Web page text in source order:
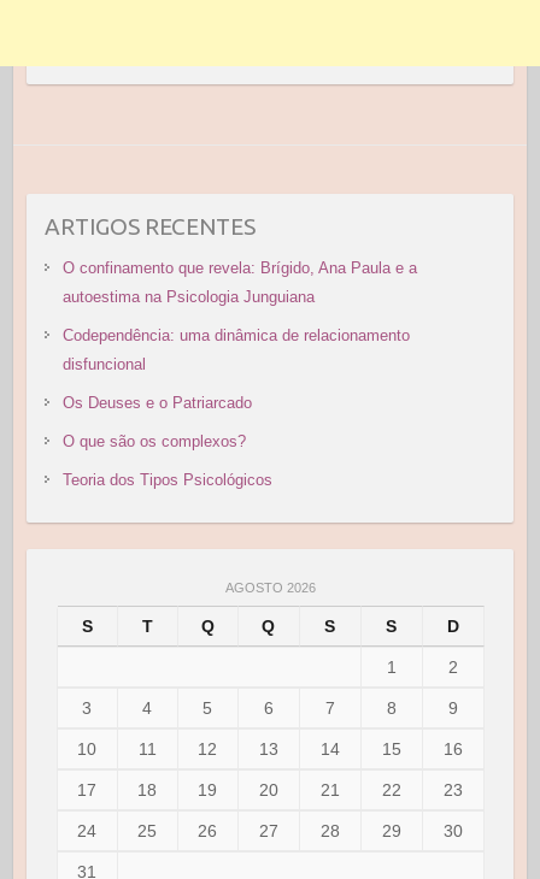
ARTIGOS RECENTES
O confinamento que revela: Brígido, Ana Paula e a
autoestima na Psicologia Junguiana
Codependência: uma dinâmica de relacionamento
disfuncional
Os Deuses e o Patriarcado
O que são os complexos?
Teoria dos Tipos Psicológicos
AGOSTO 2026
S T Q Q S S D
1 2
3 4 5 6 7 8 9
10 11 12 13 14 15 16
17 18 19 20 21 22 23
24 25 26 27 28 29 30
31